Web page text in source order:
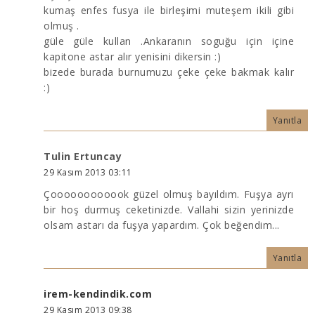
kumaş enfes fusya ile birleşimi muteşem ikili gibi
olmuş .
güle güle kullan .Ankaranın soguğu için içine
kapitone astar alır yenisini dikersin :)
bizede burada burnumuzu çeke çeke bakmak kalır
:)
Yanıtla
Tulin Ertuncay
29 Kasım 2013 03:11
Çoooooooooook güzel olmuş bayıldım. Fuşya ayrı
bir hoş durmuş ceketinizde. Vallahi sizin yerinizde
olsam astarı da fuşya yapardım. Çok beğendim...
Yanıtla
irem-kendindik.com
29 Kasım 2013 09:38